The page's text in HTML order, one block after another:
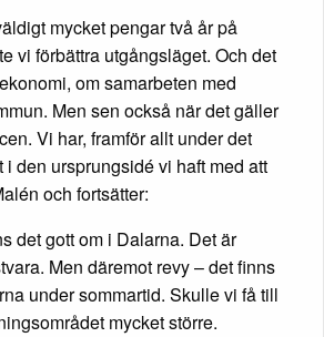
mycket pengar två år på
vi förbättra utgångsläget. Och det
om samarbeten med
Men sen också när det gäller
Vi har, framför allt under det
i den ursprungsidé vi haft med att
och fortsätter:
det gott om i Dalarna. Det är
Men däremot revy – det finns
under sommartid. Skulle vi få till
mycket större.